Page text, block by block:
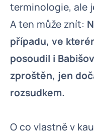
terminologie, ale
A ten může znít:
případu, ve
posoudil i
zproštěn, jen
rozsudkem.
O co vlastně v